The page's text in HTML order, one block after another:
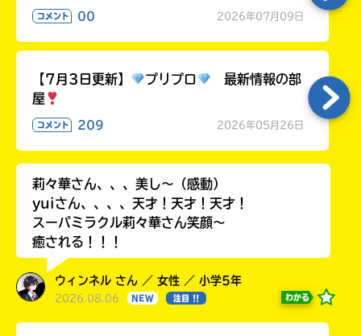
コメント 00 2026年07月09日
【7月3日更新】 プリプロ
最新情報の部
屋
コメント 209 2026年05月26日
莉々華さん、、、美し〜（感動）
yuiさん、、、、天才！天才！天才！
スーパミラクル莉々華さん笑顔〜
癒される！！！
ウィンネル さん ／ 女性 ／ 小学5年
2026.08.06 NEW 注目 !! わかる